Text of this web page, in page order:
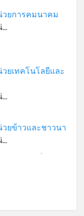
ยการคมนาคม
…
ยเทคโนโลยีและ
…
ยข้าวและชาวนา
…